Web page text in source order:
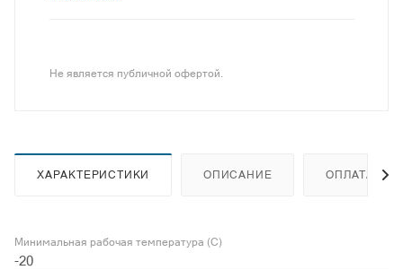
Не является публичной офертой.
ХАРАКТЕРИСТИКИ ОПИСАНИЕ ОПЛАТА
Минимальная рабочая температура (С)
-20